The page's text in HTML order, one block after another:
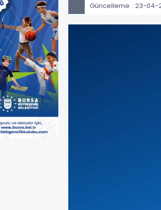
Güncelleme : 23-04-